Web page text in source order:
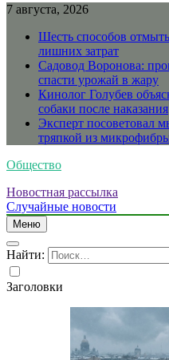
7 августа, 2026
Шесть способов
лишних затрат
Садовод Воронова:
спасти урожай в жару
Кинолог Голубев
собаки после наказания
Эксперт посоветовал
тряпкой из
Общество
Новостная рассылка
Случайные новости
Меню
Найти:
Заголовки